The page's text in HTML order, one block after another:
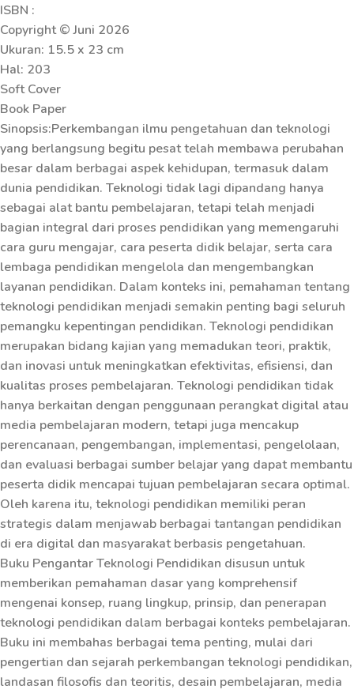
ISBN :
Copyright © Juni 2026
Ukuran: 15.5 x 23 cm
Hal: 203
Soft Cover
Book Paper
Sinopsis:Perkembangan ilmu pengetahuan dan teknologi
yang berlangsung begitu pesat telah membawa perubahan
besar dalam berbagai aspek kehidupan, termasuk dalam
dunia pendidikan. Teknologi tidak lagi dipandang hanya
sebagai alat bantu pembelajaran, tetapi telah menjadi
bagian integral dari proses pendidikan yang memengaruhi
cara guru mengajar, cara peserta didik belajar, serta cara
lembaga pendidikan mengelola dan mengembangkan
layanan pendidikan. Dalam konteks ini, pemahaman tentang
teknologi pendidikan menjadi semakin penting bagi seluruh
pemangku kepentingan pendidikan. Teknologi pendidikan
merupakan bidang kajian yang memadukan teori, praktik,
dan inovasi untuk meningkatkan efektivitas, efisiensi, dan
kualitas proses pembelajaran. Teknologi pendidikan tidak
hanya berkaitan dengan penggunaan perangkat digital atau
media pembelajaran modern, tetapi juga mencakup
perencanaan, pengembangan, implementasi, pengelolaan,
dan evaluasi berbagai sumber belajar yang dapat membantu
peserta didik mencapai tujuan pembelajaran secara optimal.
Oleh karena itu, teknologi pendidikan memiliki peran
strategis dalam menjawab berbagai tantangan pendidikan
di era digital dan masyarakat berbasis pengetahuan.
Buku Pengantar Teknologi Pendidikan disusun untuk
memberikan pemahaman dasar yang komprehensif
mengenai konsep, ruang lingkup, prinsip, dan penerapan
teknologi pendidikan dalam berbagai konteks pembelajaran.
Buku ini membahas berbagai tema penting, mulai dari
pengertian dan sejarah perkembangan teknologi pendidikan,
landasan filosofis dan teoritis, desain pembelajaran, media